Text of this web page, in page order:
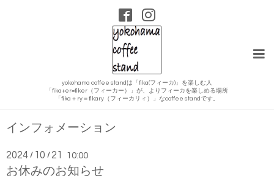
yokohama coffee standは「fika(フィーカ)」を楽しむ人
「fika+er=fiker（フィーカー）」が、よりフィーカを楽しめる場所
「fika＋ry＝fikary（フィーカリィ）」なcoffee standです。
インフォメーション
2024 / 10 / 21 10:00
お休みのお知らせ